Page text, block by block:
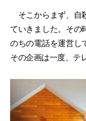
そこからまず、自
ていきました。その
のちの電話を運営し
その企画は一度、テ